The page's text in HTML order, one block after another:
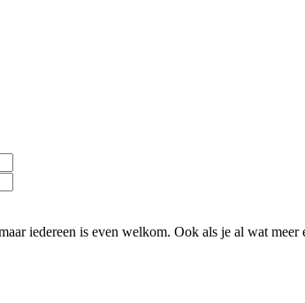
iedereen is even welkom. Ook als je al wat